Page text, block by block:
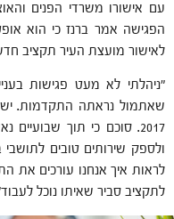
עם אישורו משרדי הפנים
הפגישה אמר ברנז כי הוא
לאישור מועצת העיר תקציב חדש
"ניהלתי לא מעט פגישות
שאתמול נראתה התקדמות.
2017. סוכם כי תוך
ולספק שירותים טובים
לראות איך אנחנו עורכים את
לתקציב סביר שאיתו נוכל